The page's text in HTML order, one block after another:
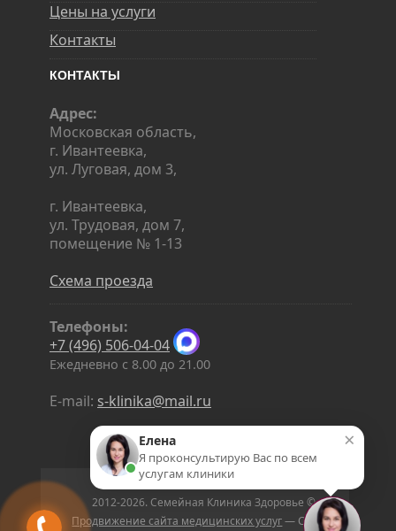
Цены на услуги
Контакты
КОНТАКТЫ
Адрес:
Московская область,
г. Ивантеевка,
ул. Луговая, дом 3,
г. Ивантеевка,
ул. Трудовая, дом 7,
помещение № 1-13
Схема проезда
Телефоны:
+7 (496) 506-04-04
Ежедневно с 8.00 до 21.00
E-mail: s-klinika@mail.ru
2012-2026. Семейная Клиника Здоровье ©
Продвижение сайта медицинских услуг— Студия
×
Елена
Я проконсультирую Вас по всем
услугам клиники